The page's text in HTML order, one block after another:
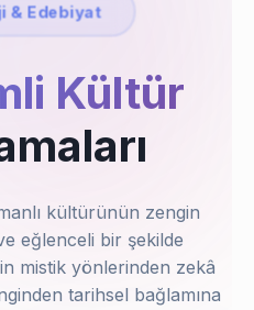
& Edebiyat
Kültür
kültürünün zengin
eğlenceli bir şekilde
mistik yönlerinden zekâ
tarihsel bağlamına